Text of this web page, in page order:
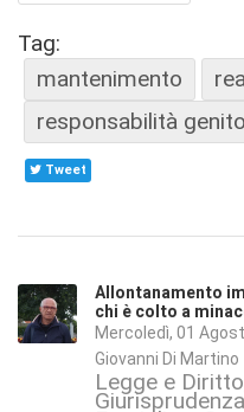
Tag:
mantenimento
responsabilità
Tweet
Allontanamento
chi è colto a
Mercoledì, 01
Giovanni Di Martino
Legge e Diritto